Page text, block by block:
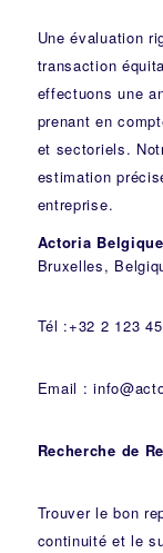
Une évaluation
transaction
effectuons une
prenant en
et sectoriels.
estimation
entreprise.
Actoria Belgique
Bruxelles,
Tél :+32 2 123
Email :
Recherche de
Trouver le bon
continuité et le